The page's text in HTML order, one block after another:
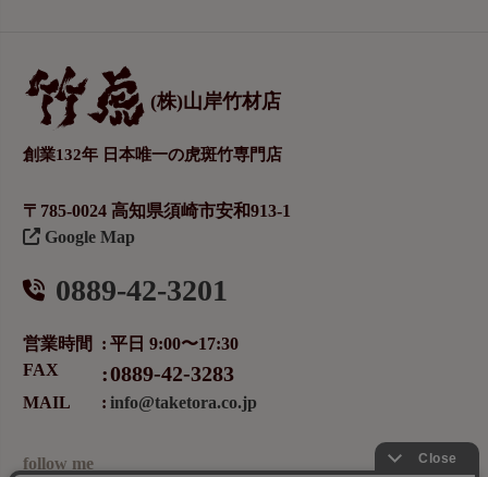
(株)山岸竹材店
創業132年 日本唯一の虎斑竹専門店
〒785-0024 高知県須崎市安和913-1
Google Map
0889-42-3201
営業時間
平日 9:00〜17:30
FAX
0889-42-3283
MAIL info@taketora.co.jp
follow me